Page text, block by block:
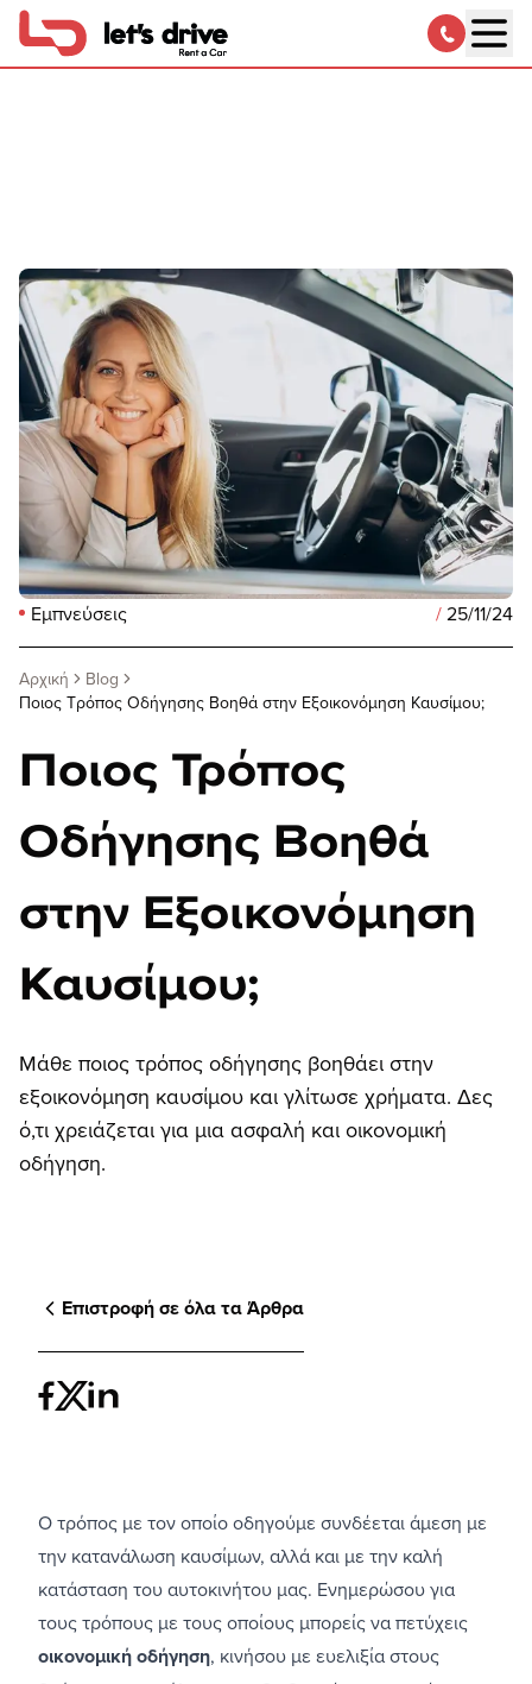
Εμπνεύσεις /25/11/24
Αρχική
Blog
Ποιος Τρόπος Οδήγησης Βοηθά στην Εξοικονόμηση Καυσίμου;
Ποιος Τρόπος
Οδήγησης Βοηθά
στην Εξοικονόμηση
Καυσίμου;
Μάθε ποιος τρόπος οδήγησης βοηθάει στην
εξοικονόμηση καυσίμου και γλίτωσε χρήματα. Δες
ό,τι χρειάζεται για μια ασφαλή και οικονομική
οδήγηση.
Επιστροφή σε όλα τα Άρθρα
Ο τρόπος με τον οποίο οδηγούμε συνδέεται άμεση με
την κατανάλωση καυσίμων, αλλά και με την καλή
κατάσταση του αυτοκινήτου μας. Ενημερώσου για
τους τρόπους με τους οποίους μπορείς να πετύχεις
οικονομική οδήγηση, κινήσου με ευελιξία στους